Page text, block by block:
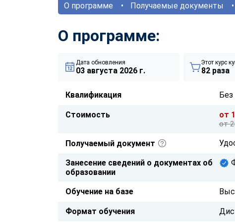
О программе Получаемые документы
О программе:
Дата обновления
03 августа 2026 г.
Этот курс
82 раза
Квалификация Без
Стоимость от
от
Получаемый документ
Занесение сведений о документах об
образовании
Обучение на базе
Формат обучения